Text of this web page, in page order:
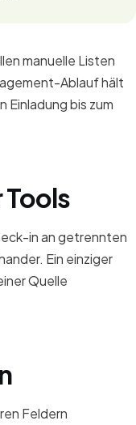
manuelle Listen
Ablauf hält
bis zum
Tools
in an getrennten
Ein einziger
Quelle
Feldern